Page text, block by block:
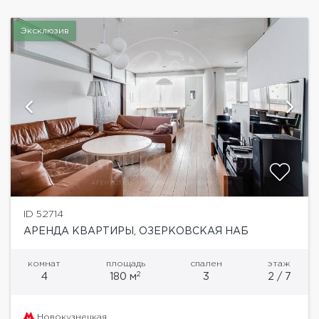
Эксклюзив
ID 52714
АРЕНДА КВАРТИРЫ, ОЗЕРКОВСКАЯ НАБ
комнат
4
площадь
180 м2
спален
3
этаж
2 / 7
Новокузнецкая